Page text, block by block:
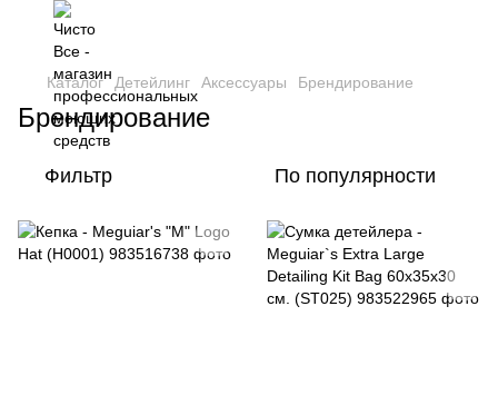
Каталог Детейлинг Аксессуары Брендирование
Брендирование
Фильтр По популярности